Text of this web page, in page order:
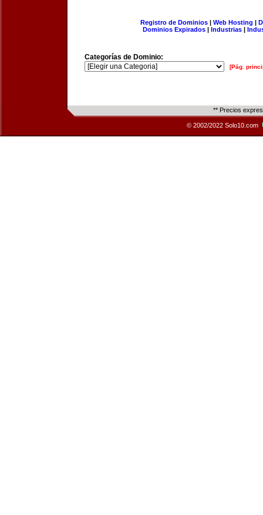
Registro de Dominios| Web Hosting |
Dominios Expirados | Industrias |
Categorías de Dominio:
[Pág.
** Precios
© 2002/2022 Solo10.com